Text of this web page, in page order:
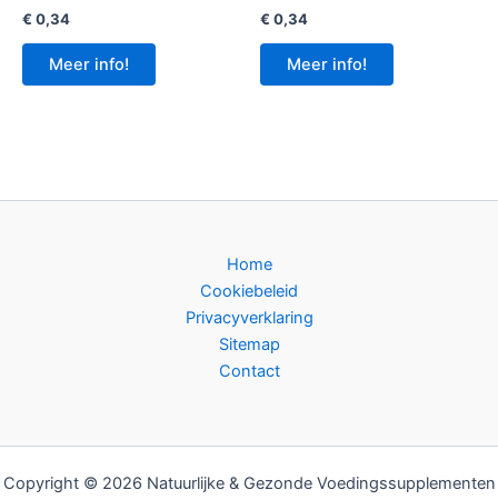
€ 0,34
Meer info!
€ 0,34
Meer info!
Home
Cookiebeleid
Privacyverklaring
Sitemap
Contact
Copyright © 2026 Natuurlijke & Gezonde Voedingssupplementen